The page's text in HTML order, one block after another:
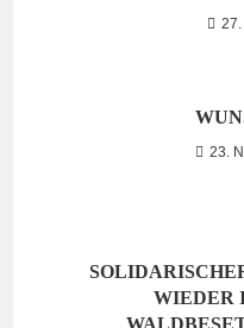
23.
WIEDER